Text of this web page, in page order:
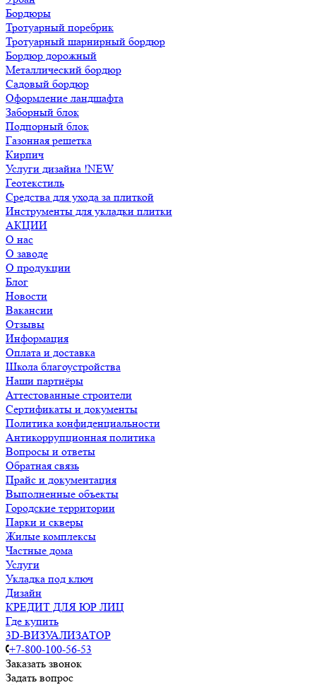
Бордюры
Тротуарный поребрик
Тротуарный шарнирный бордюр
Бордюр дорожный
Металлический бордюр
Садовый бордюр
Оформление ландшафта
Заборный блок
Подпорный блок
Газонная решетка
Кирпич
Услуги дизайна !NEW
Геотекстиль
Средства для ухода за плиткой
Инструменты для укладки плитки
АКЦИИ
О нас
О заводе
О продукции
Блог
Новости
Вакансии
Отзывы
Информация
Оплата и доставка
Школа благоустройства
Наши партнёры
Аттестованные строители
Сертификаты и документы
Политика конфиденциальности
Антикоррупционная политика
Вопросы и ответы
Обратная связь
Прайс и документация
Выполненные объекты
Городские территории
Парки и скверы
Жилые комплексы
Частные дома
Услуги
Укладка под ключ
Дизайн
КРЕДИТ ДЛЯ ЮР ЛИЦ
Где купить
3D-ВИЗУАЛИЗАТОР
+7-800-100-56-53
Заказать звонок
Задать вопрос